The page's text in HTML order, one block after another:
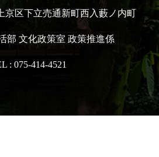
京区下立売通新町西入藪ノ内町
部 文化政策室 政策推進係
: 075-414-4521